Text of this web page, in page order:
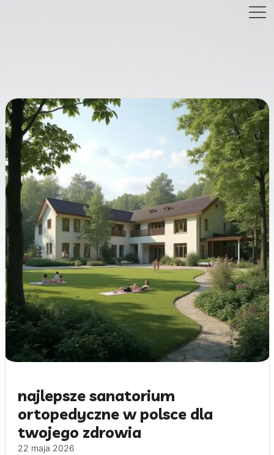
najlepsze sanatorium
ortopedyczne w polsce dla
twojego zdrowia
22 maja 2026